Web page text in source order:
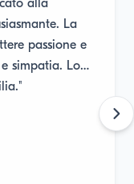
La
passione e
simpatia. Lo